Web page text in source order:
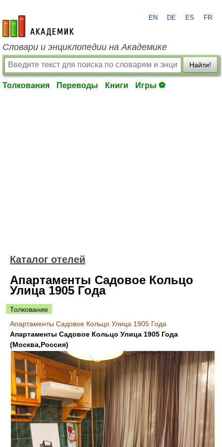
academic.ru
EN DE ES FR
Словари и энциклопедии на Академике
Найти!
Толкования Переводы Книги Игры ⚽
Каталог отелей
Апартаменты Садовое Кольцо
Улица 1905 Года
Толкование
Апартаменты Садовое Кольцо Улица 1905 Года
Апартаменты Садовое Кольцо Улица 1905 Года
(Москва,Россия)